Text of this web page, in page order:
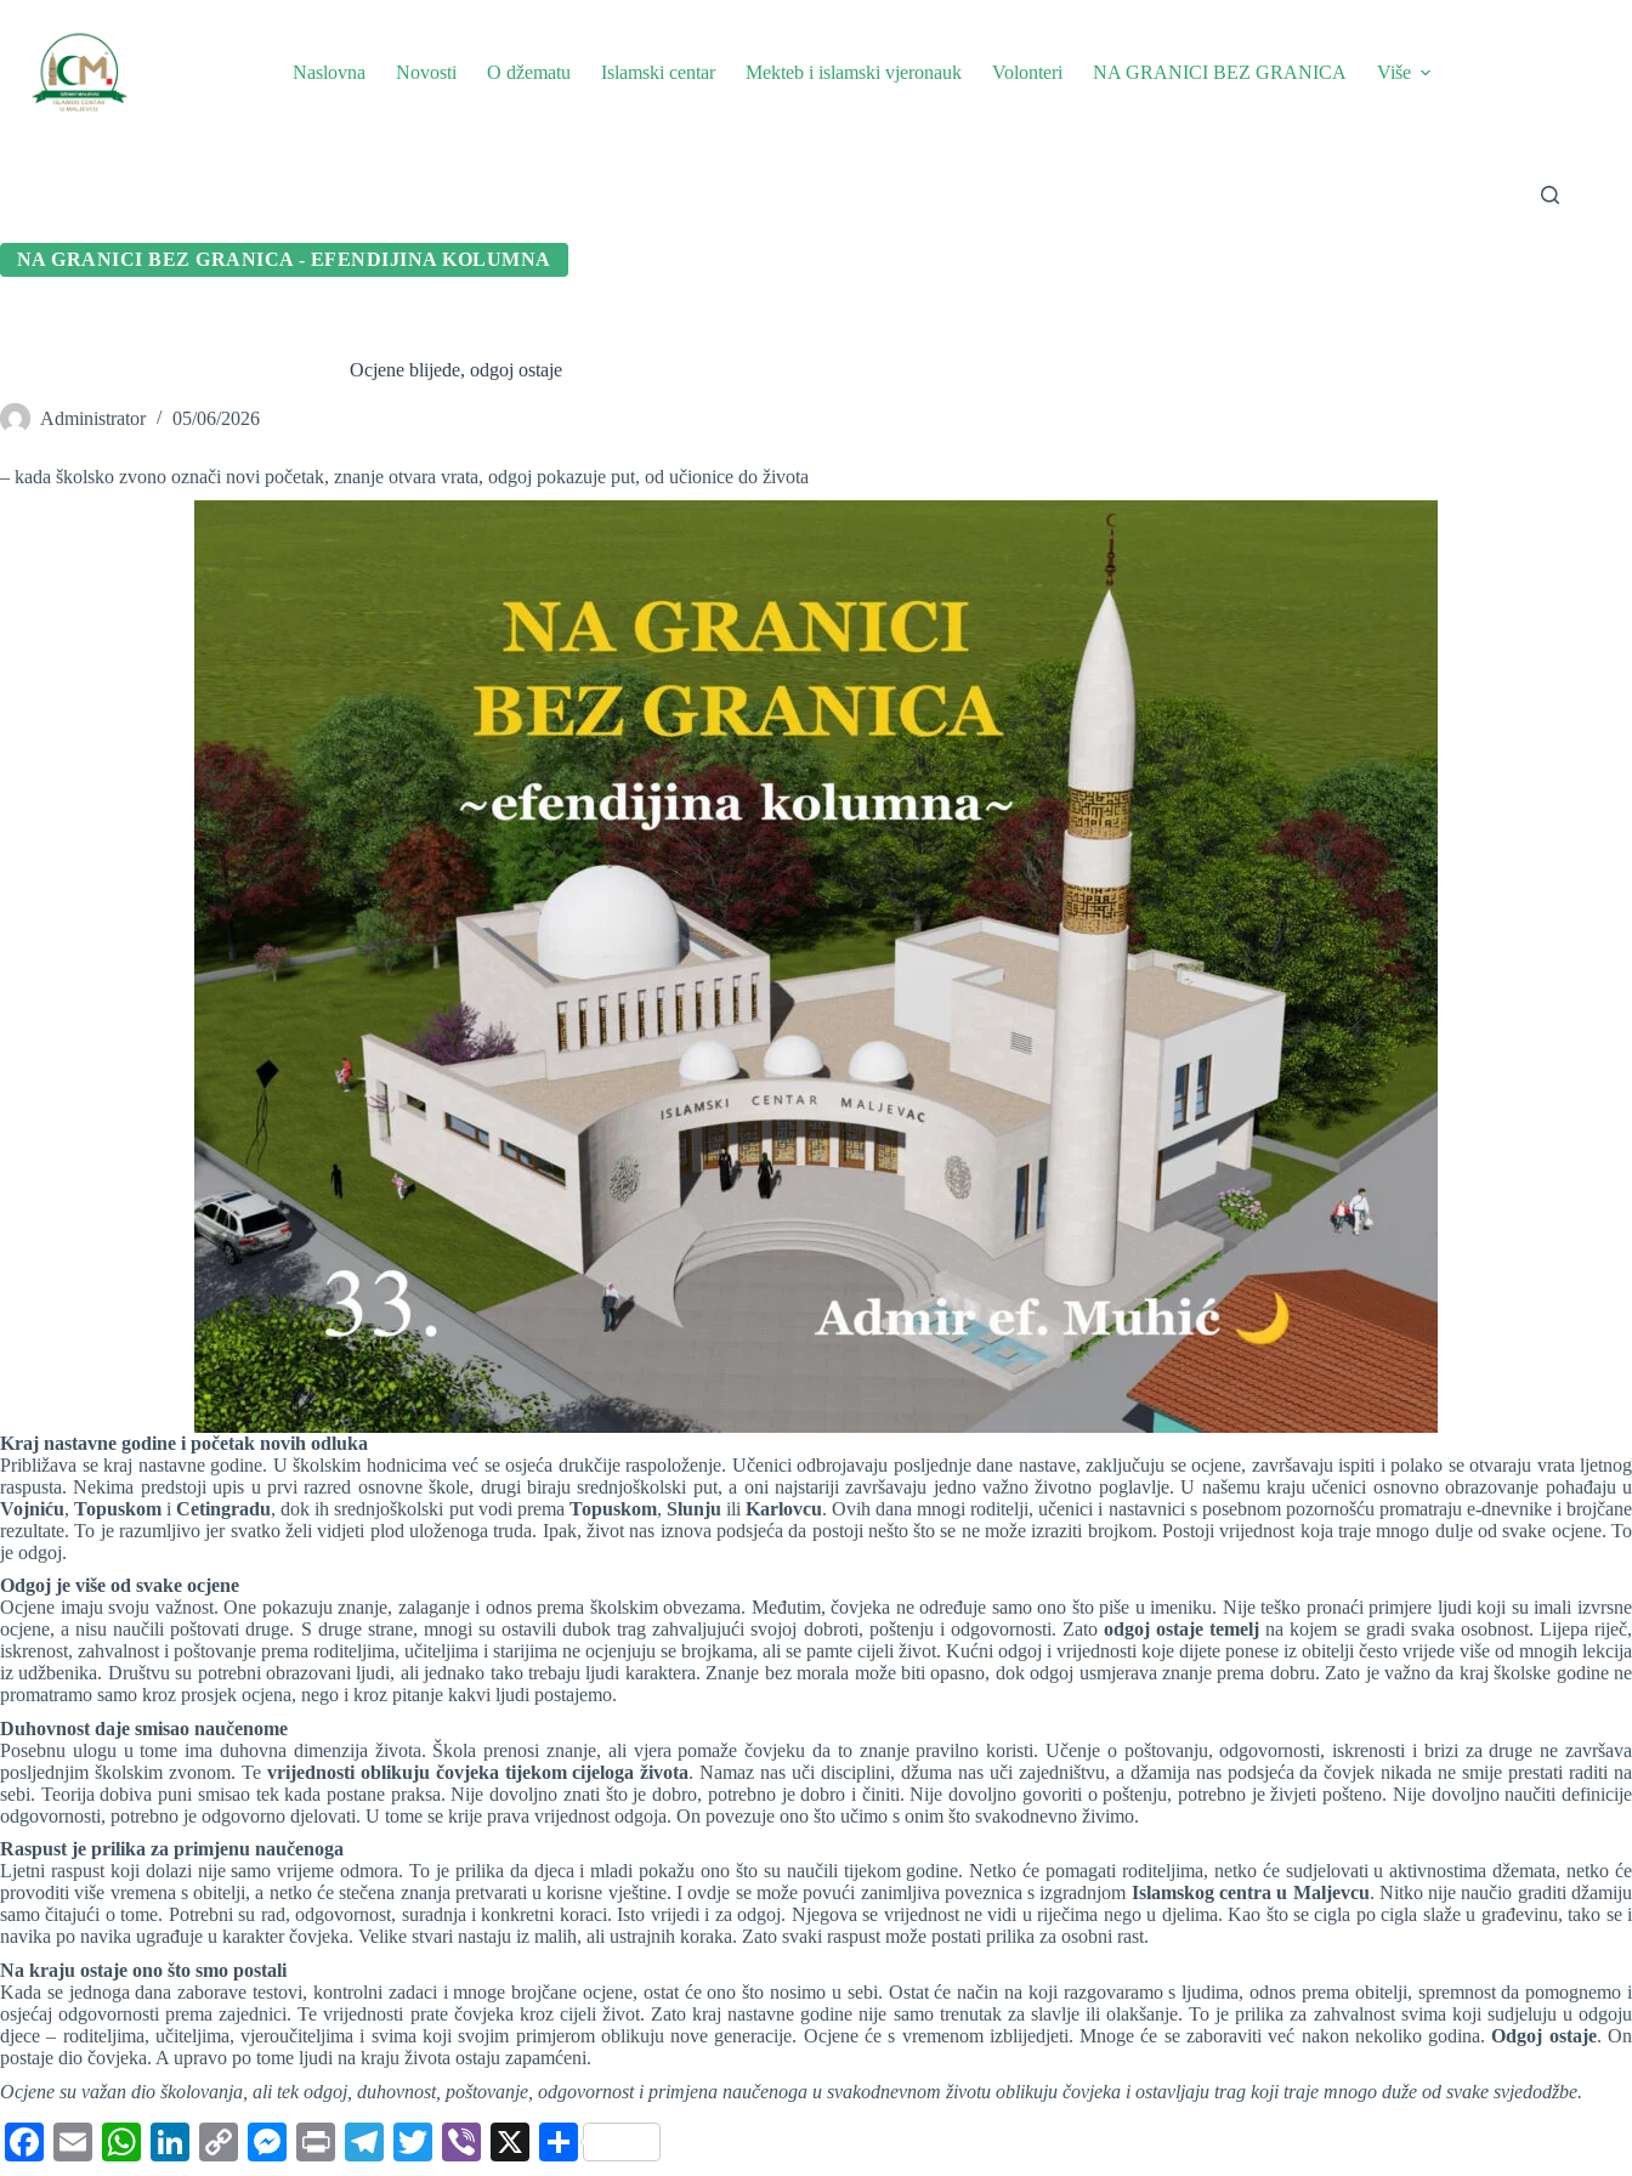
sadržaj
Naslovna
Novosti O džematu Islamski centar Mekteb i islamski vjeronauk Volonteri NA GRANICI BEZ GRANICA Više
NA GRANICI BEZ GRANICA - EFENDIJINA KOLUMNA
Ocjene blijede, odgoj ostaje
Administrator 05/06/2026
– kada školsko zvono označi novi početak, znanje otvara vrata, odgoj pokazuje put, od učionice do života
Kraj nastavne godine i početak novih odluka
Približava se kraj nastavne godine. U školskim hodnicima već se osjeća drukčije raspoloženje. Učenici odbrojavaju posljednje dane nastave, zaključuju se ocjene, završavaju ispiti i polako se otvaraju vrata ljetnog
raspusta. Nekima predstoji upis u prvi razred osnovne škole, drugi biraju srednjoškolski put, a oni najstariji završavaju jedno važno životno poglavlje. U našemu kraju učenici osnovno obrazovanje pohađaju u
Vojniću, Topuskomi Cetingradu, dok ih srednjoškolski put vodi prema Topuskom, Slunju ili Karlovcu. Ovih dana mnogi roditelji, učenici i nastavnici s posebnom pozornošću promatraju e-dnevnike i brojčane
rezultate. To je razumljivo jer svatko želi vidjeti plod uloženoga truda. Ipak, život nas iznova podsjeća da postoji nešto što se ne može izraziti brojkom. Postoji vrijednost koja traje mnogo dulje od svake ocjene. To
je odgoj.
Odgoj je više od svake ocjene
Ocjene imaju svoju važnost. One pokazuju znanje, zalaganje i odnos prema školskim obvezama. Međutim, čovjeka ne određuje samo ono što piše u imeniku. Nije teško pronaći primjere ljudi koji su imali izvrsne
ocjene, a nisu naučili poštovati druge. S druge strane, mnogi su ostavili dubok trag zahvaljujući svojoj dobroti, poštenju i odgovornosti. Zatoodgoj ostaje temelj na kojem se gradi svaka osobnost. Lijepa riječ,
iskrenost, zahvalnost i poštovanje prema roditeljima, učiteljima i starijima ne ocjenjuju se brojkama, ali se pamte cijeli život. Kućni odgoj i vrijednosti koje dijete ponese iz obitelji često vrijede više od mnogih lekcija
iz udžbenika. Društvu su potrebni obrazovani ljudi, ali jednako tako trebaju ljudi karaktera. Znanje bez morala može biti opasno, dok odgoj usmjerava znanje prema dobru. Zato je važno da kraj školske godine ne
promatramo samo kroz prosjek ocjena, nego i kroz pitanje kakvi ljudi postajemo.
Duhovnost daje smisao naučenome
Posebnu ulogu u tome ima duhovna dimenzija života. Škola prenosi znanje, ali vjera pomaže čovjeku da to znanje pravilno koristi. Učenje o poštovanju, odgovornosti, iskrenosti i brizi za druge ne završava
posljednjim školskim zvonom. Te vrijednosti oblikuju čovjeka tijekom cijeloga života. Namaz nas uči disciplini, džuma nas uči zajedništvu, a džamija nas podsjeća da čovjek nikada ne smije prestati raditi na
sebi. Teorija dobiva puni smisao tek kada postane praksa. Nije dovoljno znati što je dobro, potrebno je dobro i činiti. Nije dovoljno govoriti o poštenju, potrebno je živjeti pošteno. Nije dovoljno naučiti definicije
odgovornosti, potrebno je odgovorno djelovati. U tome se krije prava vrijednost odgoja. On povezuje ono što učimo s onim što svakodnevno živimo.
Raspust je prilika za primjenu naučenoga
Ljetni raspust koji dolazi nije samo vrijeme odmora. To je prilika da djeca i mladi pokažu ono što su naučili tijekom godine. Netko će pomagati roditeljima, netko će sudjelovati u aktivnostima džemata, netko će
provoditi više vremena s obitelji, a netko će stečena znanja pretvarati u korisne vještine. I ovdje se može povući zanimljiva poveznica s izgradnjom Islamskog centra u Maljevcu. Nitko nije naučio graditi džamiju
samo čitajući o tome. Potrebni su rad, odgovornost, suradnja i konkretni koraci. Isto vrijedi i za odgoj. Njegova se vrijednost ne vidi u riječima nego u djelima. Kao što se cigla po cigla slaže u građevinu, tako se i
navika po navika ugrađuje u karakter čovjeka. Velike stvari nastaju iz malih, ali ustrajnih koraka. Zato svaki raspust može postati prilika za osobni rast.
Na kraju ostaje ono što smo postali
Kada se jednoga dana zaborave testovi, kontrolni zadaci i mnoge brojčane ocjene, ostat će ono što nosimo u sebi. Ostat će način na koji razgovaramo s ljudima, odnos prema obitelji, spremnost da pomognemo i
osjećaj odgovornosti prema zajednici. Te vrijednosti prate čovjeka kroz cijeli život. Zato kraj nastavne godine nije samo trenutak za slavlje ili olakšanje. To je prilika za zahvalnost svima koji sudjeluju u odgoju
djece – roditeljima, učiteljima, vjeroučiteljima i svima koji svojim primjerom oblikuju nove generacije. Ocjene će s vremenom izblijedjeti. Mnoge će se zaboraviti već nakon nekoliko godina.Odgoj ostaje. On
postaje dio čovjeka. A upravo po tome ljudi na kraju života ostaju zapamćeni.
Ocjene su važan dio školovanja, ali tek odgoj, duhovnost, poštovanje, odgovornost i primjena naučenoga u svakodnevnom životu oblikuju čovjeka i ostavljaju trag koji traje mnogo duže od svake svjedodžbe.
Fa E
W Li C
M Pr Te T
Vi X S